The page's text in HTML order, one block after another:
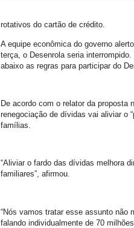
rotativos do cartão de crédito.
A equipe econômica do governo
terça, o Desenrola seria
abaixo as regras para participar do
De acordo com o relator da proposta
renegociação de dívidas vai aliviar o
famílias.
“Aliviar o fardo das dívidas melhora
familiares”, afirmou.
“Nós vamos tratar esse assunto não
falando individualmente de 70